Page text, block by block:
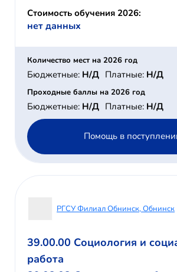
Стоимость обучения 2026:
нет данных
Количество мест на 2026 год
Бюджетные: Н/Д Платные: Н/Д
Проходные баллы на 2026 год
Бюджетные: Н/Д Платные: Н/Д
Помощь в
РГСУ Филиал Обнинск, Обнинск
39.00.00 Социология и
работа